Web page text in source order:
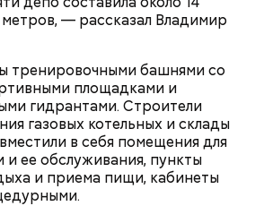
— рассказал Владимир
тренировочными башнями со
площадками и
гидрантами. Строители
газовых котельных и склады
в себя помещения для
ее обслуживания, пункты
и приема пищи, кабинеты
«Кинематографическая лужа»:
булгаковед — о новой
экранизации «Мастера и
Маргариты»
переулок
Метароман не для всех: чем
удивит новая экранизация
«Мастера и Маргариты»
называют главным
это одно из самых любимых
комплекс занимает
По нему приятно совершить
в окружении цветущих клумб
более активно. Например,
или самокатах по
реки.